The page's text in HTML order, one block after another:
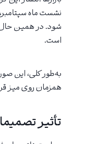
نشست ماه
شود. در همین
است.
به‌طور کلی، این
همزمان روی میز
تأثیر